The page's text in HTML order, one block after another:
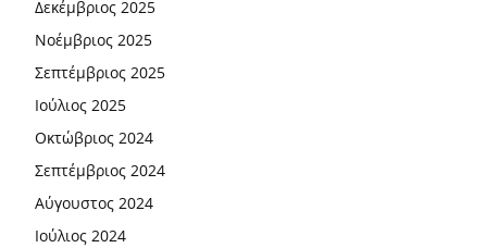
Δεκέμβριος 2025
Νοέμβριος 2025
Σεπτέμβριος 2025
Ιούλιος 2025
Οκτώβριος 2024
Σεπτέμβριος 2024
Αύγουστος 2024
Ιούλιος 2024